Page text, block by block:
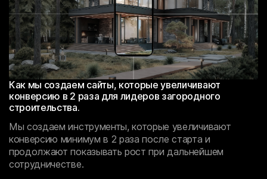
Как мы создаем сайты, которые увеличивают
конверсию в 2 раза для лидеров загородного
строительства.
Мы создаем инструменты, которые увеличивают
конверсию минимум в 2 раза после старта и
продолжают показывать рост при дальнейшем
сотрудничестве.